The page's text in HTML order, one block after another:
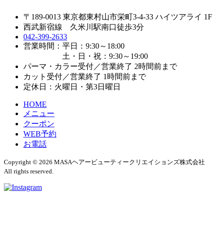
〒189-0013 東京都東村山市栄町3-4-33 ハイツアライ 1F
西武新宿線 久米川駅南口徒歩3分
042-399-2633
営業時間：平日：9:30～18:00
土・日・祝：9:30～19:00
パーマ・カラー受付／営業終了 2時間前まで
カット受付／営業終了 1時間前まで
定休日：火曜日・第3日曜日
HOME
メニュー
クーポン
WEB予約
お電話
Copyright © 2026 MASAヘアービューティークリエイションズ株式会社
All rights reserved.